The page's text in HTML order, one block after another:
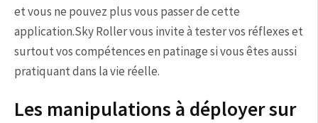
et vous ne pouvez plus vous passer de cette
application.Sky Roller vous invite à tester vos réflexes et
surtout vos compétences en patinage si vous êtes aussi
pratiquant dans la vie réelle.
Les manipulations à déployer sur